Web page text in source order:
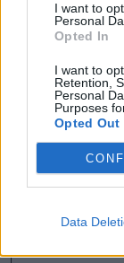
I want to
Personal
Opted In
I want to
Retention,
Personal
Purposes
Opted Out
Data